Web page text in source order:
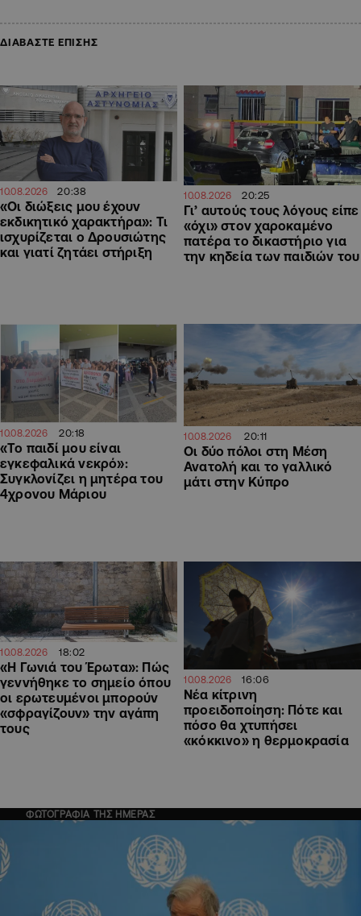
ΔΙΑΒΑΣΤΕ ΕΠΙΣΗΣ
10.08.2026 20:38
«Οι διώξεις μου έχουν
εκδικητικό χαρακτήρα»: Τι
ισχυρίζεται ο Δρουσιώτης
και γιατί ζητάει στήριξη
10.08.2026 20:25
Γι’ αυτούς τους λόγους είπε
«όχι» στον χαροκαμένο
πατέρα το δικαστήριο για
την κηδεία των παιδιών του
10.08.2026 20:18
«Το παιδί μου είναι
εγκεφαλικά νεκρό»:
Συγκλονίζει η μητέρα του
4χρονου Μάριου
10.08.2026 20:11
Οι δύο πόλοι στη Μέση
Ανατολή και το γαλλικό
μάτι στην Κύπρο
10.08.2026 18:02
«Η Γωνιά του Έρωτα»: Πώς
γεννήθηκε το σημείο όπου
οι ερωτευμένοι μπορούν
«σφραγίζουν» την αγάπη
τους
10.08.2026 16:06
Νέα κίτρινη
προειδοποίηση: Πότε και
πόσο θα χτυπήσει
«κόκκινο» η θερμοκρασία
ΦΩΤΟΓΡΑΦΙΑ ΤΗΣ ΗΜΕΡΑΣ